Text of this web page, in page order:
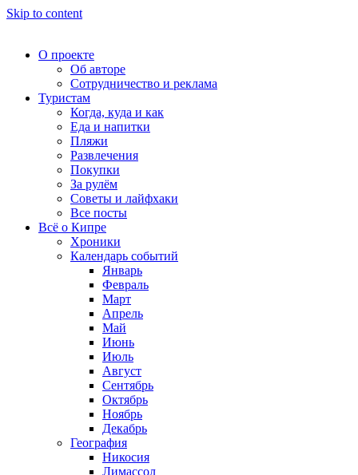
Skip to content
О проекте
Об авторе
Сотрудничество и реклама
Туристам
Когда, куда и как
Еда и напитки
Пляжи
Развлечения
Покупки
За рулём
Советы и лайфхаки
Все посты
Всё о Кипре
Хроники
Календарь событий
Январь
Февраль
Март
Апрель
Май
Июнь
Июль
Август
Сентябрь
Октябрь
Ноябрь
Декабрь
География
Никосия
Лимассол